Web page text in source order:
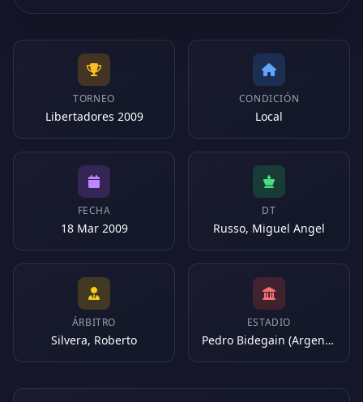
TORNEO
Libertadores 2009
CONDICIÓN
Local
FECHA
18 Mar 2009
DT
Russo, Miguel Angel
ÁRBITRO
Silvera, Roberto
ESTADIO
Pedro Bidegain (Argentina)